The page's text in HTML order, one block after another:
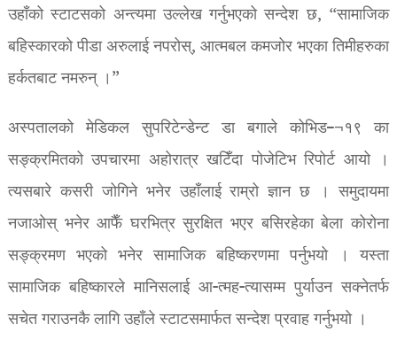
उहाँको स्टाटसको अन्त्यमा उल्लेख गर्नुभएको सन्देश छ, “सामाजिक
बहिस्कारको पीडा अरुलाई नपरोस्, आत्मबल कमजोर भएका तिमीहरुका
हर्कतबाट नमरुन् ।”
अस्पतालको मेडिकल सुपरिटेन्डेन्ट डा बगाले कोभिड–¬१९ का
सङ्क्रमितको उपचारमा अहोरात्र खटिँदा पोजेटिभ रिपोर्ट आयो ।
त्यसबारे कसरी जोगिने भनेर उहाँलाई राम्रो ज्ञान छ । समुदायमा
नजाओस् भनेर आफैँ घरभित्र सुरक्षित भएर बसिरहेका बेला कोरोना
सङ्क्रमण भएको भनेर सामाजिक बहिष्करणमा पर्नुभयो । यस्ता
सामाजिक बहिष्कारले मानिसलाई आ-त्मह-त्यासम्म पुर्याउन सक्नेतर्फ
सचेत गराउनकै लागि उहाँले स्टाटसमार्फत सन्देश प्रवाह गर्नुभयो ।